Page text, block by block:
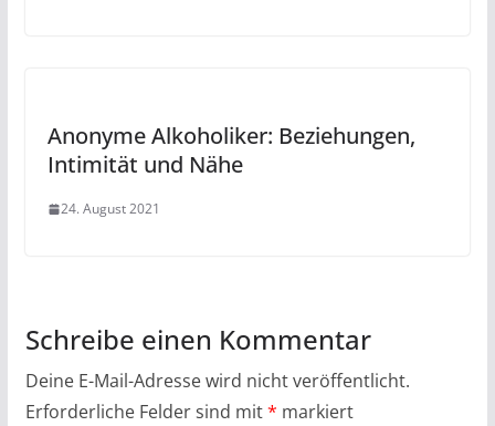
Anonyme Alkoholiker: Beziehungen,
Intimität und Nähe
24. August 2021
Schreibe einen Kommentar
Deine E-Mail-Adresse wird nicht veröffentlicht.
Erforderliche Felder sind mit* markiert